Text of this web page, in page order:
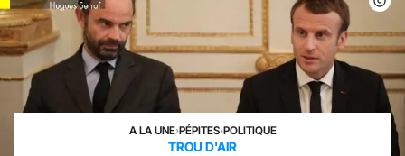
A LA UNE›PÉPITES›POLITIQUE
TROU D'AIR